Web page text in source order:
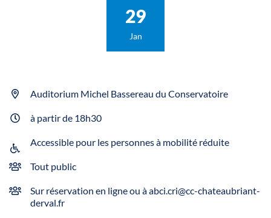
Le
29
Jan
INFOS UTILES
Auditorium Michel Bassereau du Conservatoire
à partir de 18h30
Accessible pour les personnes à mobilité réduite
Tout public
Sur réservation en ligne ou à abci.cri@cc-chateaubriant-
derval.fr